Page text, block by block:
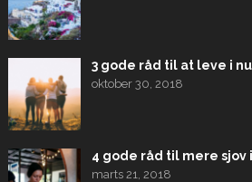
3 gode råd til at leve i
oktober 30, 2018
4 gode råd til mere sjov
marts 21, 2018